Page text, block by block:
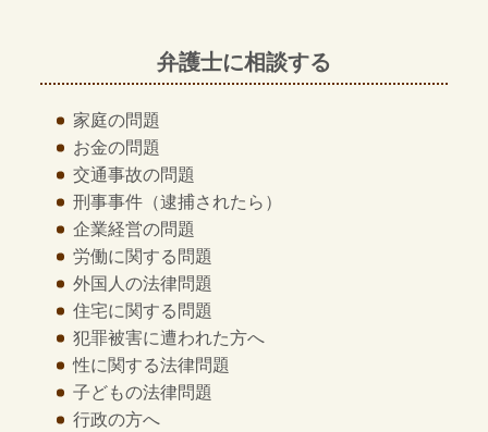
弁護士に相談する
家庭の問題
お金の問題
交通事故の問題
刑事事件 （逮捕されたら）
企業経営の問題
労働に関する問題
外国人の法律問題
住宅に関する問題
犯罪被害に遭われた方へ
性に関する法律問題
子どもの法律問題
行政の方へ